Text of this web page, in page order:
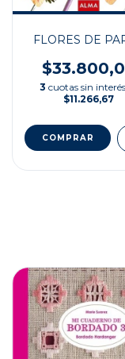
FLORES DE
3 cuotas sin
$11.266,67